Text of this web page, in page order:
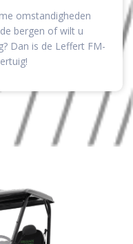
omstandigheden
bergen of wilt u
Dan is de Leffert FM-